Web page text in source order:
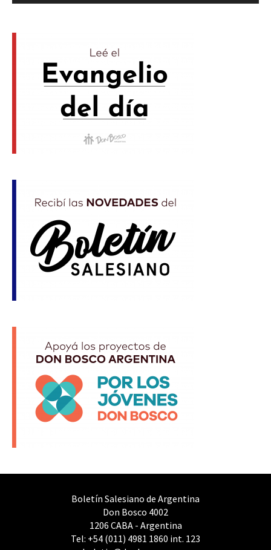
Boletín Salesiano de Argentina
Don Bosco 4002
1206 CABA - Argentina
Tel: +54 (011) 4981 1860 int. 123